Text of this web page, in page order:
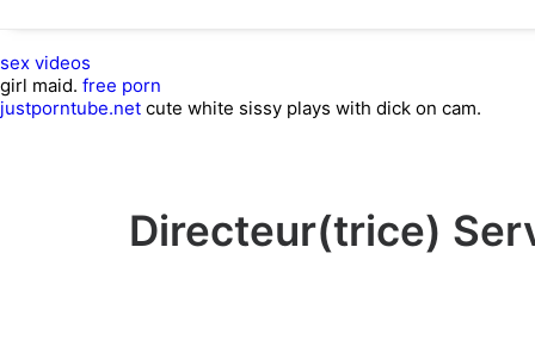
sex videos
girl maid. free porn
justporntube.net cute white sissy plays with dick on cam.
Directeur(trice)